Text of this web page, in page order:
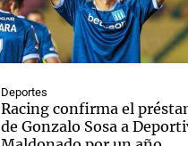
Deportes
Racing confirma el
de Gonzalo Sosa a